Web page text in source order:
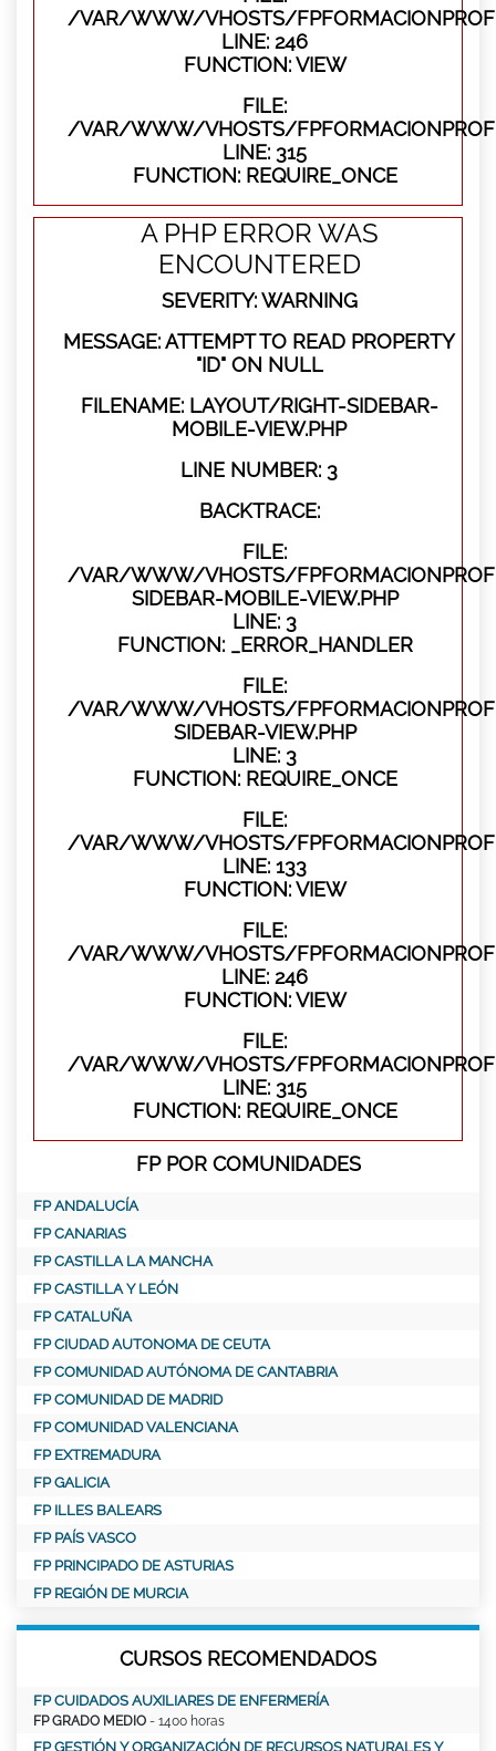
/VAR/WWW/VHOSTS/
LINE: 246
FUNCTION: VIEW
FILE:
/VAR/WWW/VHOSTS/
LINE: 315
FUNCTION: REQUIRE_ONCE
A PHP ERROR WAS
ENCOUNTERED
SEVERITY: WARNING
MESSAGE: ATTEMPT TO READ PROPERTY
"ID" ON NULL
FILENAME: LAYOUT/RIGHT-SIDEBAR-
MOBILE-VIEW.PHP
LINE NUMBER: 3
BACKTRACE:
FILE:
/VAR/WWW/VHOSTS/
SIDEBAR-MOBILE-VIEW.PHP
LINE: 3
FUNCTION: _ERROR_HANDLER
FILE:
/VAR/WWW/VHOSTS/
SIDEBAR-VIEW.PHP
LINE: 3
FUNCTION: REQUIRE_ONCE
FILE:
/VAR/WWW/VHOSTS/
LINE: 133
FUNCTION: VIEW
FILE:
/VAR/WWW/VHOSTS/
LINE: 246
FUNCTION: VIEW
FILE:
/VAR/WWW/VHOSTS/
LINE: 315
FUNCTION: REQUIRE_ONCE
FP POR COMUNIDADES
FP ANDALUCÍA
FP CANARIAS
FP CASTILLA LA MANCHA
FP CASTILLA Y LEÓN
FP CATALUÑA
FP CIUDAD AUTONOMA DE CEUTA
FP COMUNIDAD AUTÓNOMA DE CANTABRIA
FP COMUNIDAD DE MADRID
FP COMUNIDAD VALENCIANA
FP EXTREMADURA
FP GALICIA
FP ILLES BALEARS
FP PAÍS VASCO
FP PRINCIPADO DE ASTURIAS
FP REGIÓN DE MURCIA
CURSOS RECOMENDADOS
FP CUIDADOS AUXILIARES DE ENFERMERÍA
FP GRADO MEDIO - 1400 horas
FP GESTIÓN Y ORGANIZACIÓN DE RECURSOS NATURALES Y